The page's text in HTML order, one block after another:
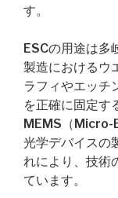
す。
ESCの用途は多
製造におけるウ
ラフィやエッチ
を正確に固定す
MEMS（
光学デバイスの
れにより、技術
ています。